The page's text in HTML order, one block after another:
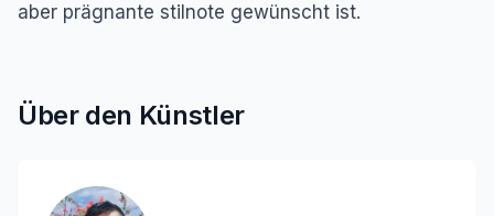
aber prägnante stilnote gewünscht ist.
Über den Künstler